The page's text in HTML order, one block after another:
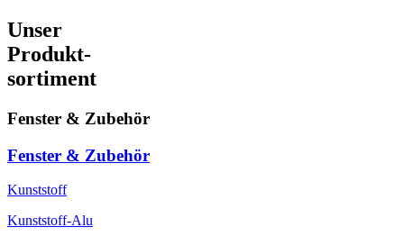
Unser
Produkt-
sortiment
Fenster & Zubehör
Fenster & Zubehör
Kunststoff
Kunststoff-Alu